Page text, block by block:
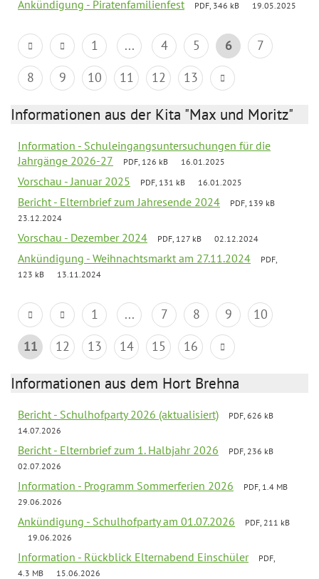
Ankündigung - Piratenfamilienfest PDF, 346 kB 19.05.2025
1 ... 4 5 6
7
8
9 10 11 12 13
Informationen aus der Kita "Max und Moritz"
Information - Schuleingangsuntersuchungen für die
Jahrgänge 2026-27
PDF, 126 kB 16.01.2025
Vorschau - Januar 2025 PDF, 131 kB 16.01.2025
Bericht - Elternbrief zum Jahresende 2024
PDF, 139 kB
23.12.2024
Vorschau - Dezember 2024 PDF, 127 kB 02.12.2024
Ankündigung - Weihnachtsmarkt am 27.11.2024
PDF,
123 kB
13.11.2024
1 ... 7 8 9
10
11
12 13 14 15 16
Informationen aus dem Hort Brehna
Bericht - Schulhofparty 2026 (aktualisiert)
PDF, 626 kB
14.07.2026
Bericht - Elternbrief zum 1. Halbjahr 2026
PDF, 236 kB
02.07.2026
Information - Programm Sommerferien 2026
PDF, 1.4 MB
29.06.2026
Ankündigung - Schulhofparty am 01.07.2026
PDF, 211 kB
19.06.2026
Information - Rückblick Elternabend Einschüler
PDF,
4.3 MB
15.06.2026